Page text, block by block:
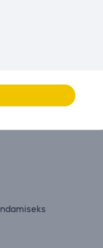
kašmiir) kui ka